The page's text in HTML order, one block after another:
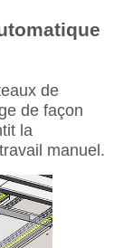
de
de façon
la
manuel.